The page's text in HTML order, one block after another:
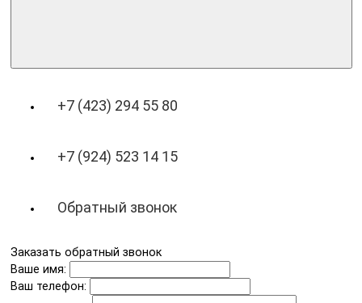
+7 (423) 294 55 80
+7 (924) 523 14 15
Обратный звонок
Заказать обратный звонок
Ваше имя:
Ваш телефон: